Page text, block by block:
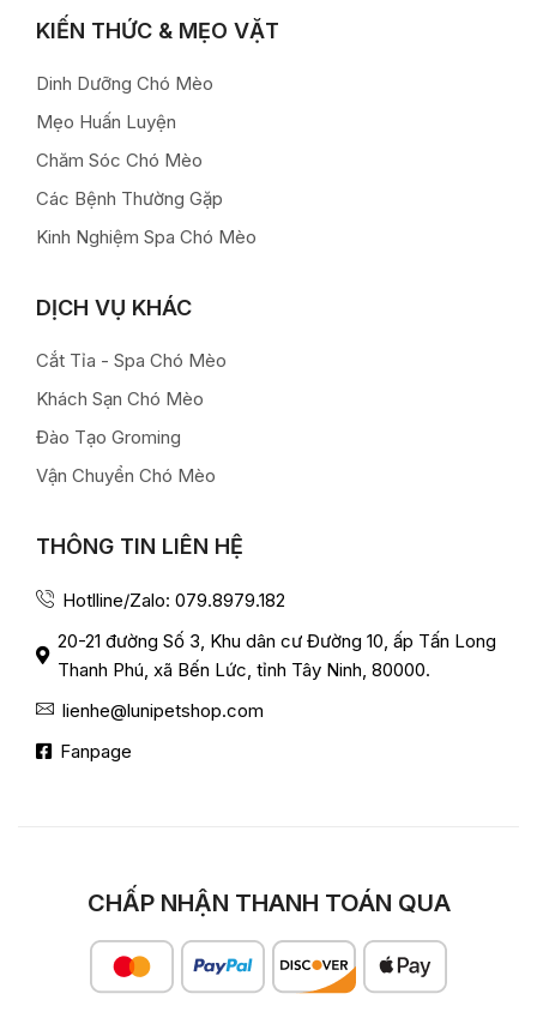
KIẾN THỨC & MẸO VẶT
Dinh Dưỡng Chó Mèo
Mẹo Huấn Luyện
Chăm Sóc Chó Mèo
Các Bệnh Thường Gặp
Kinh Nghiệm Spa Chó Mèo
DỊCH VỤ KHÁC
Cắt Tỉa - Spa Chó Mèo
Khách Sạn Chó Mèo
Đào Tạo Groming
Vận Chuyển Chó Mèo
THÔNG TIN LIÊN HỆ
Hotlline/Zalo: 079.8979.182
20-21 đường Số 3, Khu dân cư Đường 10, ấp Tấn Long
Thanh Phú, xã Bến Lức, tỉnh Tây Ninh, 80000.
lienhe@lunipetshop.com
Fanpage
CHẤP NHẬN THANH TOÁN QUA